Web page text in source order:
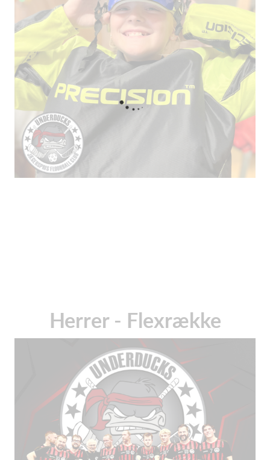
Herrer - Flexrække